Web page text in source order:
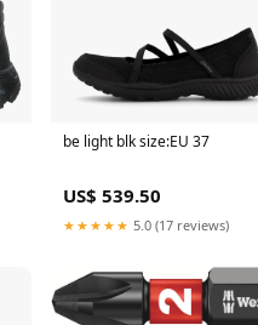
be light blk size:EU 37
US$ 539.50
★★★★★ 5.0 (17 reviews)